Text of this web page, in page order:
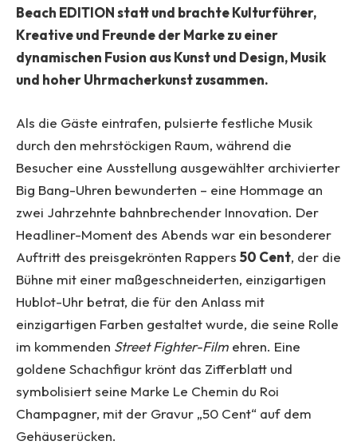
Beach EDITION statt und brachte Kulturführer,
Kreative und Freunde der Marke zu einer
dynamischen Fusion aus Kunst und Design, Musik
und hoher Uhrmacherkunst zusammen.
Als die Gäste eintrafen, pulsierte festliche Musik
durch den mehrstöckigen Raum, während die
Besucher eine Ausstellung ausgewählter archivierter
Big Bang-Uhren bewunderten – eine Hommage an
zwei Jahrzehnte bahnbrechender Innovation. Der
Headliner-Moment des Abends war ein besonderer
Auftritt des preisgekrönten Rappers 50 Cent, der die
Bühne mit einer maßgeschneiderten, einzigartigen
Hublot-Uhr betrat, die für den Anlass mit
einzigartigen Farben gestaltet wurde, die seine Rolle
im kommenden Street Fighter-Film ehren. Eine
goldene Schachfigur krönt das Zifferblatt und
symbolisiert seine Marke Le Chemin du Roi
Champagner, mit der Gravur „50 Cent“ auf dem
Gehäuserücken.